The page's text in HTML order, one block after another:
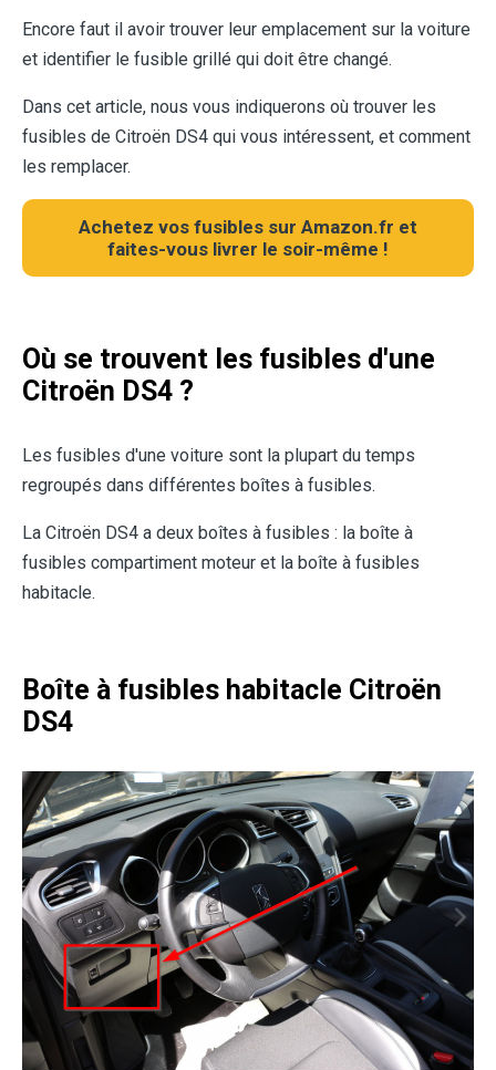
Encore faut il avoir trouver leur emplacement sur la voiture
et identifier le fusible grillé qui doit être changé.
Dans cet article, nous vous indiquerons où trouver les
fusibles de Citroën DS4 qui vous intéressent, et comment
les remplacer.
Achetez vos fusibles sur Amazon.fr et
faites-vous livrer le soir-même !
Où se trouvent les fusibles d'une
Citroën DS4 ?
Les fusibles d'une voiture sont la plupart du temps
regroupés dans différentes boîtes à fusibles.
La Citroën DS4 a deux boîtes à fusibles : la boîte à
fusibles compartiment moteur et la boîte à fusibles
habitacle.
Boîte à fusibles habitacle Citroën
DS4